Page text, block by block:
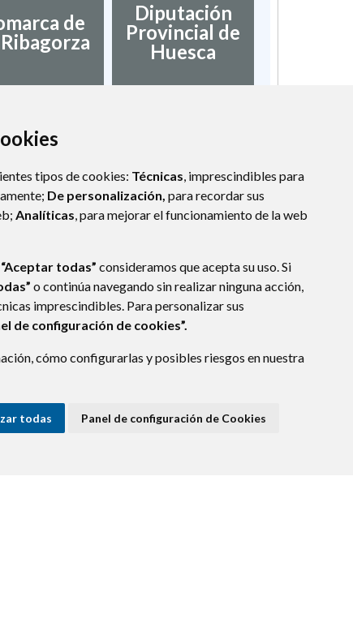
tipos de cookies: Técnicas, imprescindibles para
De personalización, para recordar sus
Analíticas, para mejorar el funcionamiento de la web
“Aceptar todas” consideramos que acepta su uso. Si
o continúa navegando sin realizar ninguna acción,
imprescindibles. Para personalizar sus
de configuración de cookies”.
cómo configurarlas y posibles riesgos en nuestra
todas Panel de configuración de Cookies
de
Diputación
Provincial de
Huesca